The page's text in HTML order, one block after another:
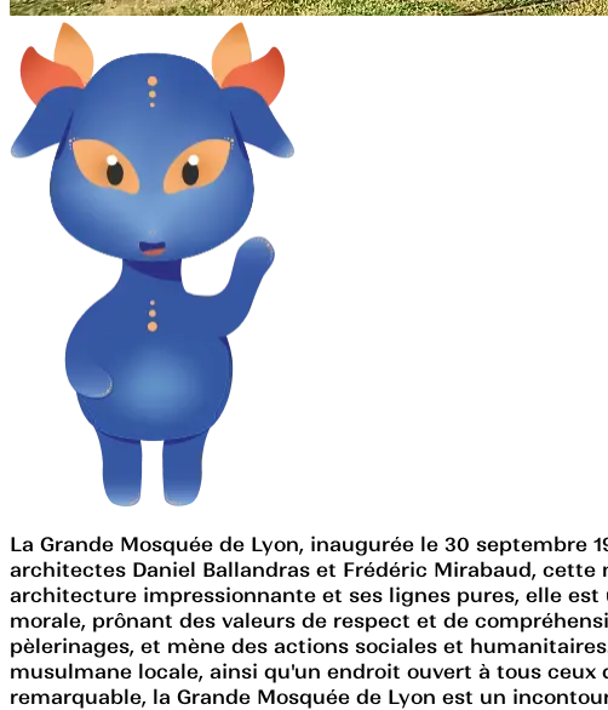
La Grande Mosquée de Lyon, inaugurée le 30
architectes Daniel Ballandras et Frédéric Mirabaud,
architecture impressionnante et ses lignes pures, elle
morale, prônant des valeurs de respect et de
pèlerinages, et mène des actions sociales et
musulmane locale, ainsi qu'un endroit ouvert à tous
remarquable, la Grande Mosquée de Lyon est un